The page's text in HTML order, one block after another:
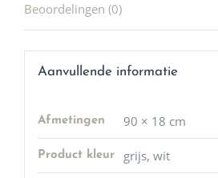
Beoordelingen (0)
Aanvullende informatie
Afmetingen 90 × 18 cm
Product kleur grijs, wit